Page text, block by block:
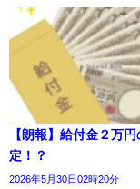
【朗報】給付金２万
定！？
2026年5月30日02時20分